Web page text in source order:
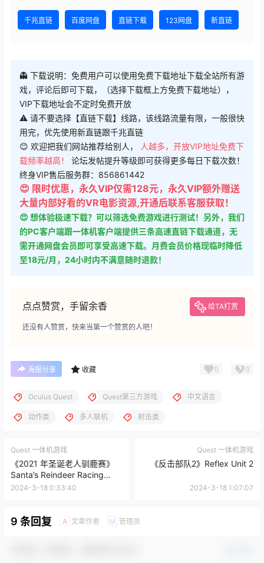
千兆直链 百度网盘 直链下载 123网盘 新直链
👻 下载说明：免费用户可以使用免费下载地址下载全站所有游
戏，评论后即可下载，（选择下载框上方免费下载地址），
VIP下载地址会不定时免费开放
⚠ 请不要选择【直链下载】线路，该线路流量有限，一般很快
用完，优先使用新直链跟千兆直链
😊 欢迎把我们网站推荐给别人，
人越多，开放VIP地址免费下
载频率越高！ 论坛发帖提升等级即可获得更多每日下载次数！
终身VIP售后服务群：856861442
😍 限时优惠，永久VIP仅需128元，永久VIP额外赠送
大量内部好看的VR电影资源,开通后联系客服获取！
😍 想体验极速下载？可以筛选免费游戏进行测试！另外，我们
的PC客户端跟一体机客户端提供三条高速直链下载通道，无
需开通网盘会员即可享受高速下载。月费会员价格现临时降低
至18元/月，24小时内不满意随时退款！
点点赞赏，手留余香 给TA打赏
还没有人赞赏，快来当第一个赞赏的人吧！
海报分享 收藏 0 0
Oculus Quest Quest第三方游戏 中文语言
动作类 多人联机 射击类
Quest 一体机游戏
《2021 年圣诞老人驯鹿赛》
Santa’s Reindeer Racing
2021
2024-3-18 0:33:40
Quest 一体机游戏
《反击部队2》Reflex Unit 2
2024-3-18 1:07:07
9 条回复 A 文章作者 M 管理员